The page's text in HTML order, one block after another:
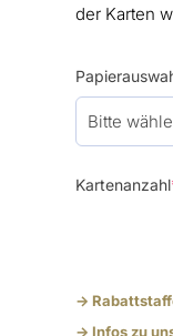
der Karten
Kartenanzahl
->
-> Infos zu